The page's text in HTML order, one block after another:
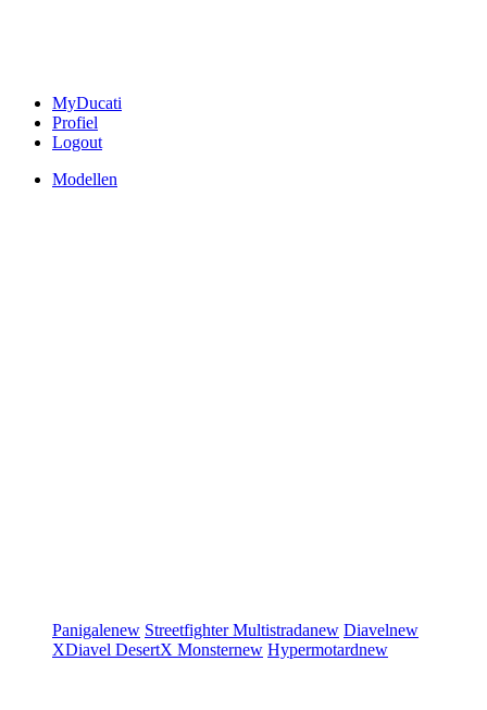
MyDucati
Profiel
Logout
Modellen
Panigalenew StreetfighterMultistradanew Diavelnew
XDiavel DesertX Monsternew Hypermotardnew